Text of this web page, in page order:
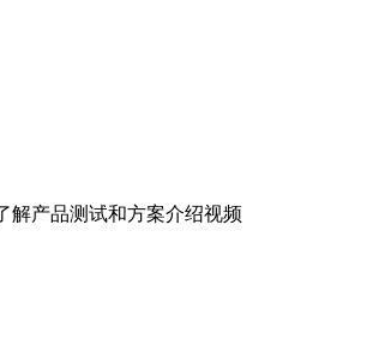
解产品测试和方案介绍视频